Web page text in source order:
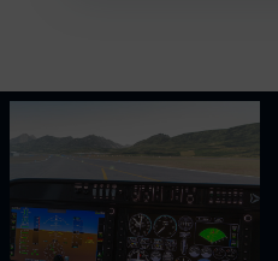
l’article